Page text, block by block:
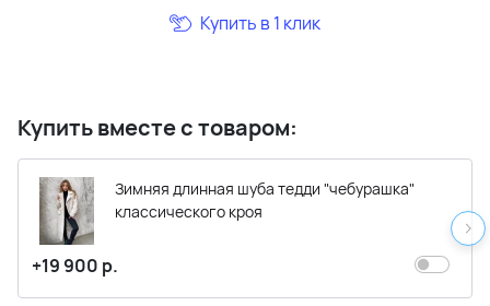
Купить в 1 клик
Купить вместе с товаром:
Зимняя длинная шуба тедди "чебурашка"
классического кроя
+19 900 р.